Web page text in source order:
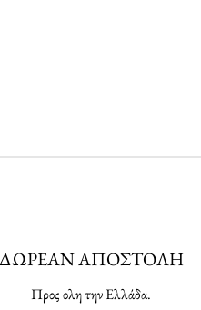
ΔΩΡΕΑΝ ΑΠΟΣΤΟΛΗ
Προς ολη την Ελλάδα.